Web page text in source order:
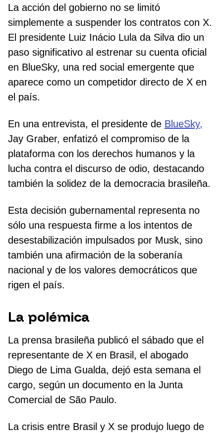
La acción del gobierno no se limitó
simplemente a suspender los contratos con X.
El presidente Luiz Inácio Lula da Silva dio un
paso significativo al estrenar su cuenta oficial
en BlueSky, una red social emergente que
aparece como un competidor directo de X en
el país.
En una entrevista, el presidente de BlueSky,
Jay Graber, enfatizó el compromiso de la
plataforma con los derechos humanos y la
lucha contra el discurso de odio, destacando
también la solidez de la democracia brasileña.
Esta decisión gubernamental representa no
sólo una respuesta firme a los intentos de
desestabilización impulsados por Musk, sino
también una afirmación de la soberanía
nacional y de los valores democráticos que
rigen el país.
La polémica
La prensa brasileña publicó el sábado que el
representante de X en Brasil, el abogado
Diego de Lima Gualda, dejó esta semana el
cargo, según un documento en la Junta
Comercial de São Paulo.
La crisis entre Brasil y X se produjo luego de